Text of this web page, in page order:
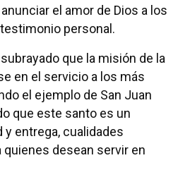
el amor de Dios a los
personal.
que la misión de la
en el servicio a los más
el ejemplo de San Juan
que este santo es un
entrega, cualidades
desean servir en